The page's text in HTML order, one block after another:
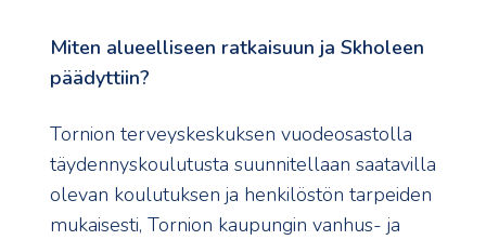
Miten alueelliseen ratkaisuun ja Skholeen
päädyttiin?
Tornion terveyskeskuksen vuodeosastolla
täydennyskoulutusta suunnitellaan saatavilla
olevan koulutuksen ja henkilöstön tarpeiden
mukaisesti, Tornion kaupungin vanhus- ja